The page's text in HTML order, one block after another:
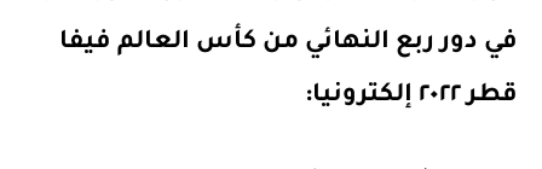
في دور ربع النهائي من كأس العالم فيفا
قطر ٢٠٢٢ إلكترونيا: